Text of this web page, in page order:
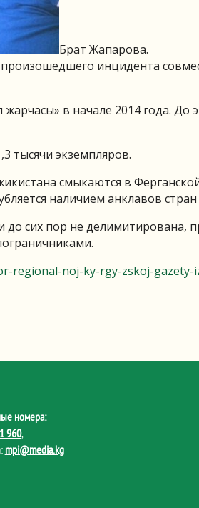
Брат Жапарова.
инцидента
в начале 2014 года. До
тысячи экземпляров.
смыкаются в
наличием анклавов
сих пор не делимитирована,
regional-noj-ky-rgy-zskoj-gazety-
номера:
960,
mpi@media.kg